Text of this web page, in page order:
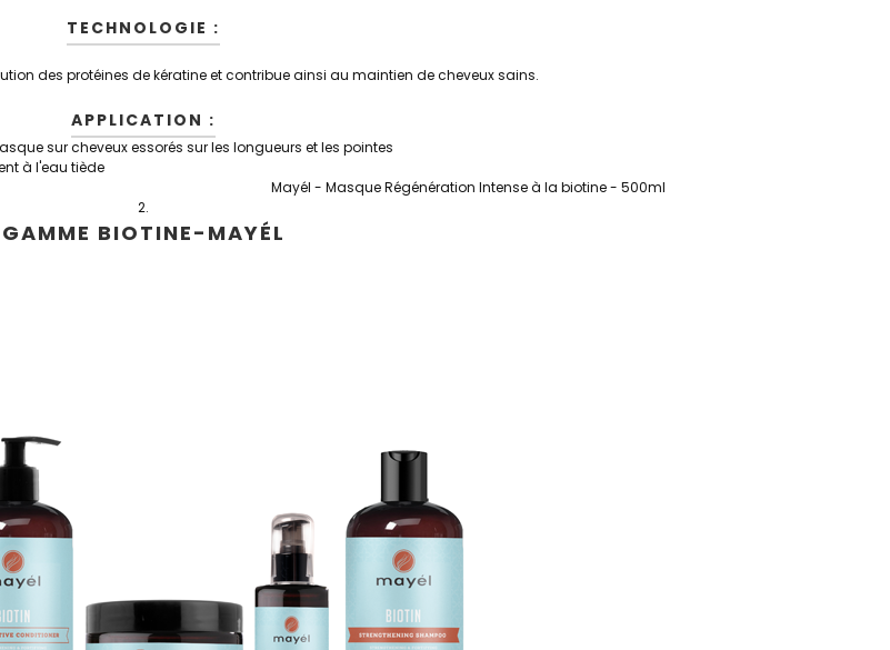
TECHNOLOGIE :
des protéines de kératine et contribue ainsi au maintien de cheveux sains.
APPLICATION :
sur cheveux essorés sur les longueurs et les pointes
, et rincer abondamment à l'eau tiède
Mayél - Masque Régénération Intense à la biotine- 500ml
GAMME BIOTINE-MAYÉL